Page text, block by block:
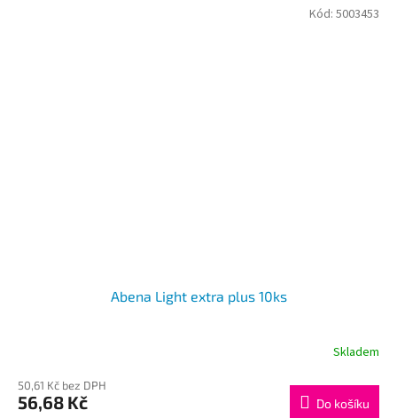
Abena Light extra plus 10ks
Skladem
50,61 Kč bez DPH
56,68 Kč Do košíku
Kód: 5003453